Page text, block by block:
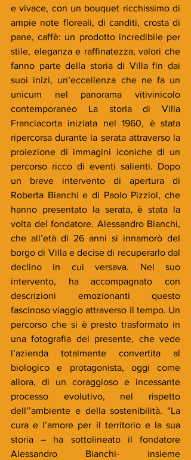
e vivace, con un bouquet ricchissimo di
ampie note floreali, di canditi, crosta di
pane, caffè: un prodotto incredibile per
stile, eleganza e raffinatezza, valori che
fanno parte della storia di Villa fin dai
suoi inizi, un’eccellenza che ne fa un
unicum nel panorama vitivinicolo
contemporaneo La storia di Villa
Franciacorta iniziata nel 1960, è stata
ripercorsa durante la serata attraverso la
proiezione di immagini iconiche di un
percorso ricco di eventi salienti. Dopo
un breve intervento di apertura di
Roberta Bianchi e di Paolo Pizziol, che
hanno presentato la serata, è stata la
volta del fondatore. Alessandro Bianchi,
che all’età di 26 anni si innamorò del
borgo di Villa e decise di recuperarlo dal
declino in cui versava. Nel suo
intervento, ha accompagnato con
descrizioni emozionanti questo
fascinoso viaggio attraverso il tempo. Un
percorso che si è presto trasformato in
una fotografia del presente, che vede
l’azienda totalmente convertita al
biologico e protagonista, oggi come
allora, di un coraggioso e incessante
processo evolutivo, nel rispetto
dell’’ambiente e della sostenibilità. “La
cura e l’amore per il territorio e la sua
storia – ha sottolineato il fondatore
Alessandro Bianchi- insieme